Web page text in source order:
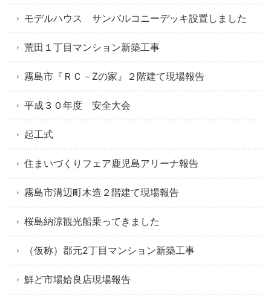
モデルハウス サンバルコニーデッキ設置しました
荒田１丁目マンション新築工事
霧島市『ＲＣ－Zの家』２階建て現場報告
平成３０年度 安全大会
起工式
住まいづくりフェア鹿児島アリーナ報告
霧島市溝辺町木造２階建て現場報告
桜島納涼観光船乗ってきました
（仮称）郡元2丁目マンション新築工事
鮮ど市場姶良店現場報告